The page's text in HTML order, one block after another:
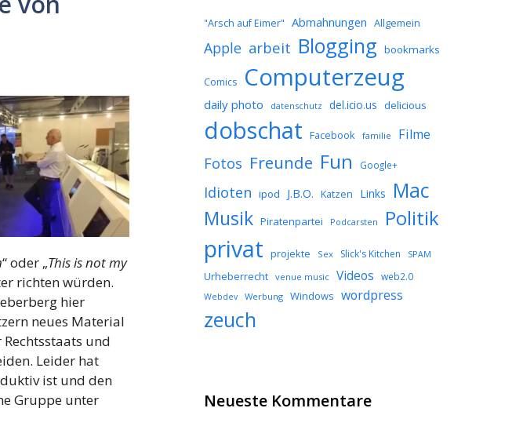
“ oder „This is not my
richten würden.
hier
neues Material
und
Leider hat
ist und den
Gruppe unter
"Arsch auf Eimer" Abmahnungen Allgemein
Apple arbeit Blogging bookmarks
Comics Computerzeug
daily photo datenschutz del.icio.us delicious
dobschat Facebook familie Filme
Fotos Freunde Fun Google+
Idioten ipod J.B.O. Katzen Links Mac
Musik Piratenpartei Podcarsten Politik
privat projekte Sex Slick's Kitchen SPAM
Urheberrecht venue music Videos web2.0
Webdev Werbung Windows wordpress
zeuch
Neueste Kommentare